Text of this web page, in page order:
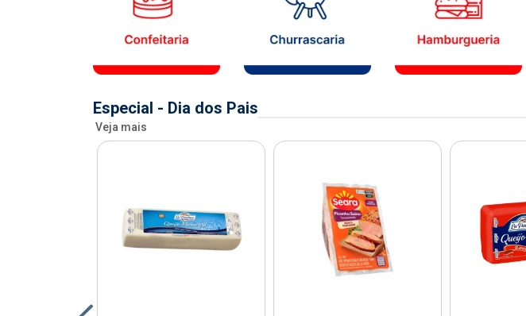
Especial - Dia dos Pais
Veja mais